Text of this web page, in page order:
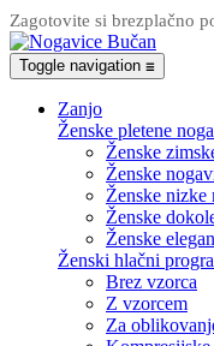
Zagotovite si brezplačno
Toggle navigation ☰
Zanjo
Ženske pletene
Ženske
Ženske
Ženske nizke
Ženske
Ženske
Ženski hlačni
Brez vzorca
Z vzorcem
Za